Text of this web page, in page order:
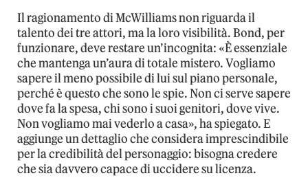
Il ragionamento di McWilliams non riguarda il
talento dei tre attori, ma la loro visibilità. Bond, per
funzionare, deve restare un’incognita: «È essenziale
che mantenga un’aura di totale mistero. Vogliamo
sapere il meno possibile di lui sul piano personale,
perché è questo che sono le spie. Non ci serve sapere
dove fa la spesa, chi sono i suoi genitori, dove vive.
Non vogliamo mai vederlo a casa», ha spiegato. E
aggiunge un dettaglio che considera imprescindibile
per la credibilità del personaggio: bisogna credere
che sia davvero capace di uccidere su licenza.